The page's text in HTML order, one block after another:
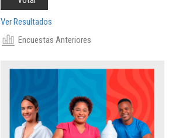
Ver Resultados
Encuestas Anteriores